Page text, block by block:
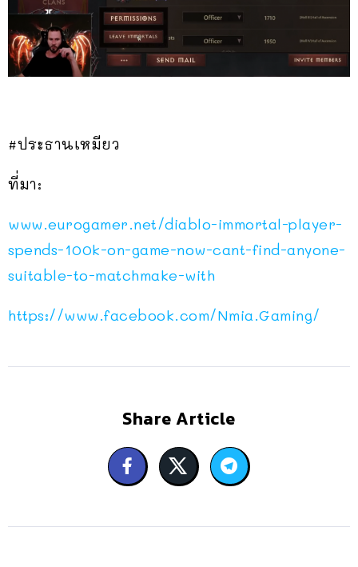
#ประธานเหมียว
ที่มา:
www.eurogamer.net/diablo-immortal-player-
spends-100k-on-game-now-cant-find-anyone-
suitable-to-matchmake-with
https://www.facebook.com/Nmia.Gaming/
Share Article